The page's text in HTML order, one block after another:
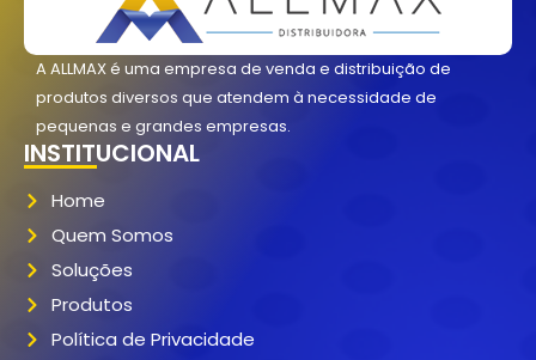
A ALLMAX é uma empresa de venda e distribuição de
produtos diversos que atendem à necessidade de
pequenas e grandes empresas.
INSTITUCIONAL
Home
Quem Somos
Soluções
Produtos
Política de Privacidade